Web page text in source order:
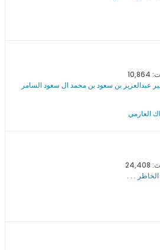
عبدالعزيز بن سعود بن محمد ال سعود السامر
العازمي
. . .